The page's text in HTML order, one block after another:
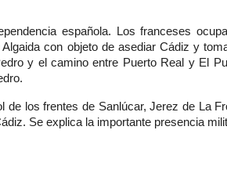
española. Los franceses
con objeto de asediar Cádiz y
y el camino entre Puerto Real y El
los frentes de Sanlúcar, Jerez de La
Se explica la importante presencia